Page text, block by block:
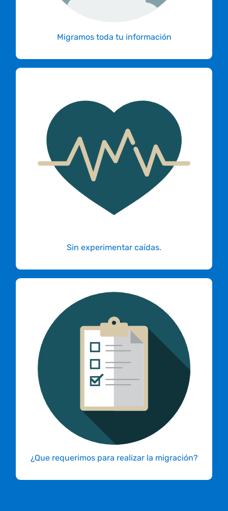
Migramos toda tu información
Sin experimentar caídas.
Nos comunicamos
constantemente durante el
proceso de migración contigo.
Para evitar caídas en tu servicio nos
comunicamos constantemente contigo para
obtener todos los datos necesarios o
requerimientos para garantizar que el
proceso sea llevado a cabo exitosamente y
¿Que requerimos para realizar la migración?
Si vas a solicitar nuestra ayuda
esto es lo que necesitamos
Simplemente necesitamos acceso al hosting
donde se encuentra el sitio, correos, o base
de datos que vamos a migrar y eso es todo, si
respondas alguna pregunta u otro acceso,
por correo te lo haríamos saber de una.